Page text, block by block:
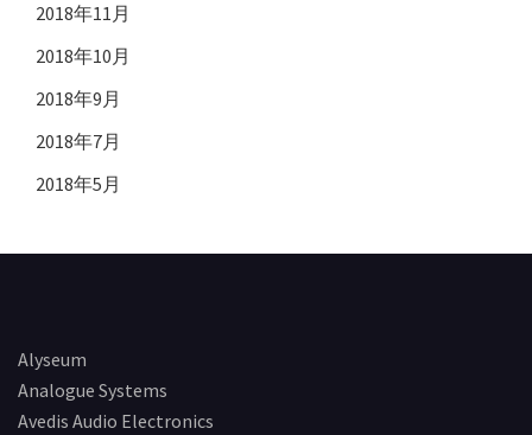
2018年11月
2018年10月
2018年9月
2018年7月
2018年5月
Alyseum
Analogue Systems
Avedis Audio Electronics